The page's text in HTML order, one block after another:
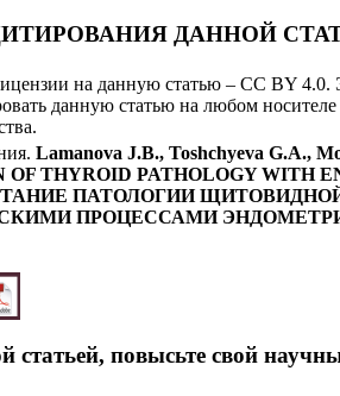
ДАННОЙ
на данную статью – CC BY 4.0.
данную статью на любом
Lamanova J.B., Toshchyeva G.A.,
OF THYROID PATHOLOGY WITH
ПАТОЛОГИИ
ПРОЦЕССАМИ
статьей, повысьте свой